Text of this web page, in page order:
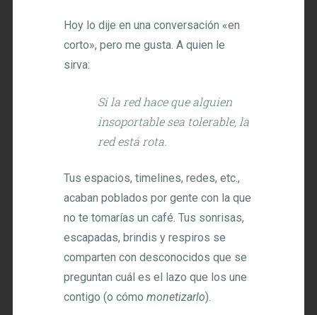
Hoy lo dije en una conversación «en
corto», pero me gusta. A quien le
sirva:
Si la red hace que alguien
insoportable sea tolerable, la
red está rota.
Tus espacios, timelines, redes, etc.,
acaban poblados por gente con la que
no te tomarías un café. Tus sonrisas,
escapadas, brindis y respiros se
comparten con desconocidos que se
preguntan cuál es el lazo que los une
contigo (o cómomonetizarlo).